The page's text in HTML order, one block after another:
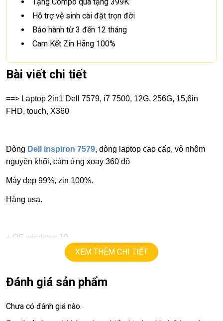
Hỗ trợ vệ sinh cài đặt trọn đời
Bảo hành từ 3 đến 12 tháng
Cam Kết Zin Hãng 100%
Bài viết chi tiết
==> Laptop 2in1 Dell 7579, i7 7500, 12G, 256G, 15,6in
FHD, touch, X360
Dòng Dell inspiron 7579, dòng laptop cao cấp, vỏ nhôm
nguyên khối, cảm ứng xoay 360 độ
Máy đẹp 99%, zin 100%.
Hàng usa.
+ OS windows 10.
i7 – 7500utốc độ4X2,7G, turbo
+ ram12G.
+ ssd 256G
XEM THÊM CHI TIẾT
Đánh giá sản phẩm
Chưa có đánh giá nào.